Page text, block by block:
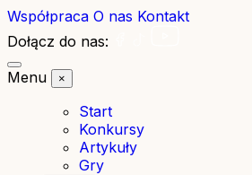
Współpraca O nas Kontakt
Dołącz do nas:
Menu
×
Start
Konkursy
Artykuły
Gry